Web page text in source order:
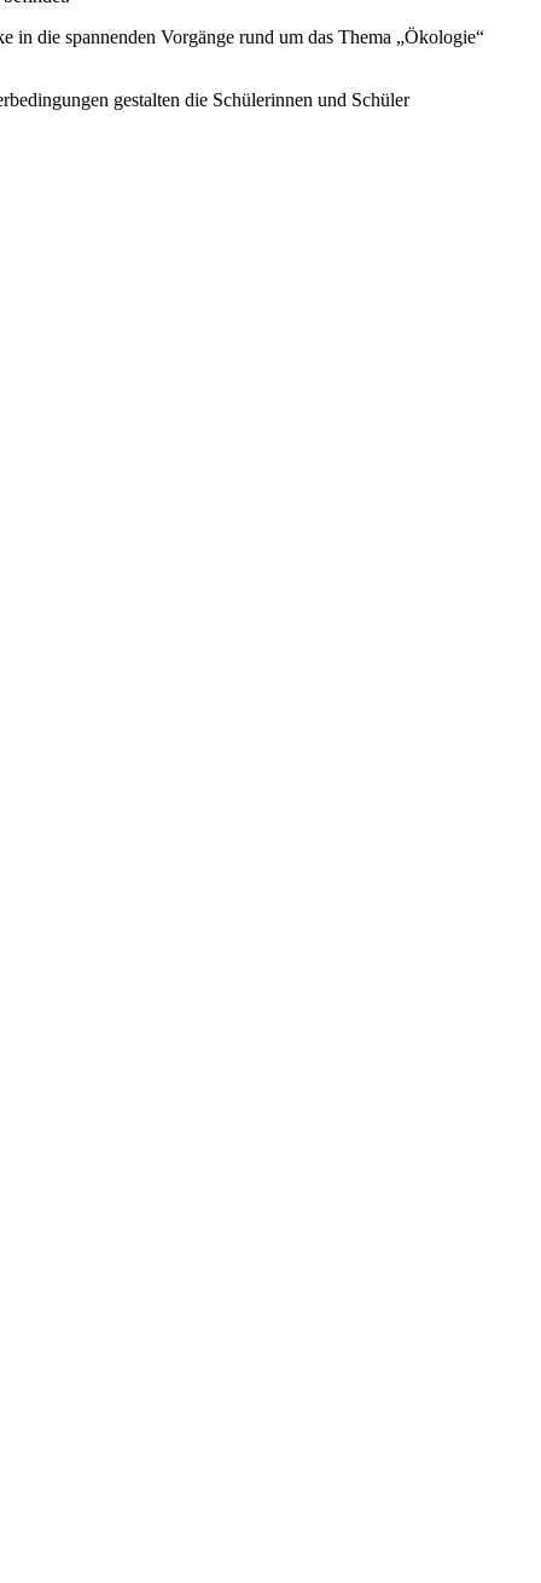
die spannenden Vorgänge rund um das Thema „Ökologie“
gestalten die Schülerinnen und Schüler